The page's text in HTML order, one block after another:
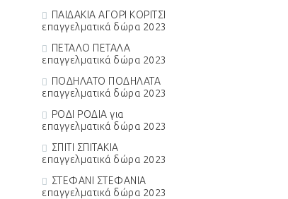
ΠΑΙΔΑΚΙΑ ΑΓΟΡΙ ΚΟΡΙΤΣΙ
επαγγελματικά δώρα 2023
ΠΕΤΑΛΟ ΠΕΤΑΛΑ
επαγγελματικά δώρα 2023
ΠΟΔΗΛΑΤΟ ΠΟΔΗΛΑΤΑ
επαγγελματικά δώρα 2023
ΡΟΔΙ ΡΟΔΙΑ για
επαγγελματικά δώρα 2023
ΣΠΙΤΙ ΣΠΙΤΑΚΙΑ
επαγγελματικά δώρα 2023
ΣΤΕΦΑΝΙ ΣΤΕΦΑΝΙΑ
επαγγελματικά δώρα 2023